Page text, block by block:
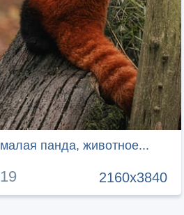
панда, животное...
2160x3840